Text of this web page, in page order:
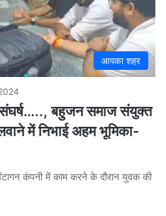
आपका शहर
बहुजन समाज संयुक्त
में निभाई अहम भूमिका-
कंपनी में काम करने के दौरान युवक की